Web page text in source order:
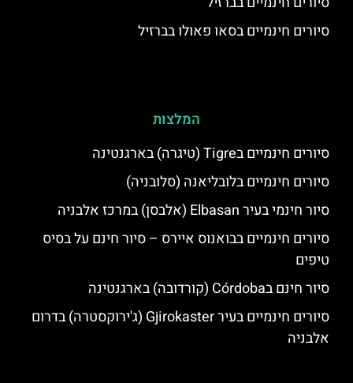
סיורים חינמיים בסאו פאולו בברזיל
המלצות
סיורים חינמיים בTigre (טיגרה) בארגנטינה
סיורים חינמיים בלובליאנה (סלובניה)
סיור חינמי בעיר Elbasan (אלבסן) במרכז אלבניה
סיורים חינמיים בבואנוס איירס – סיור חינם על בסיס
טיפים
סיור חינם בCórdoba (קורדובה) בארגנטינה
סיורים חינמיים בעיר Gjirokaster (ג'ירוקסטרה) בדרום
אלבניה